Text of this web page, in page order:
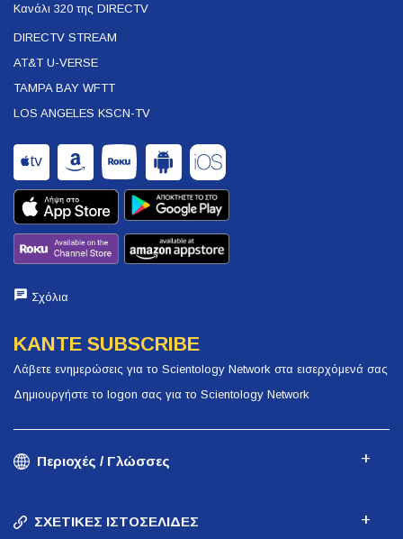
Κανάλι 320 της DIRECTV
DIRECTV STREAM
AT&T U-VERSE
TAMPA BAY WFTT
LOS ANGELES KSCN-TV
Σχόλια
ΚΑΝΤΕ SUBSCRIBE
Λάβετε ενημερώσεις για το Scientology Network στα εισερχόμενά σας
Δημιουργήστε το logon σας για το Scientology Network
Περιοχές / Γλώσσες
ΣΧΕΤΙΚΕΣ ΙΣΤΟΣΕΛΙΔΕΣ